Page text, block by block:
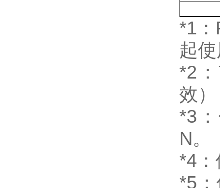
*1 ：
起
*2 ：
效）
*3
N。
*4
*5